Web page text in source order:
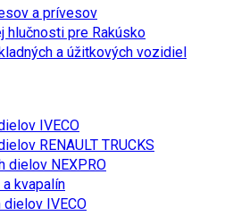
a prívesov
hlučnosti pre Rakúsko
a úžitkových vozidiel
IVECO
RENAULT TRUCKS
dielov NEXPRO
kvapalín
dielov IVECO